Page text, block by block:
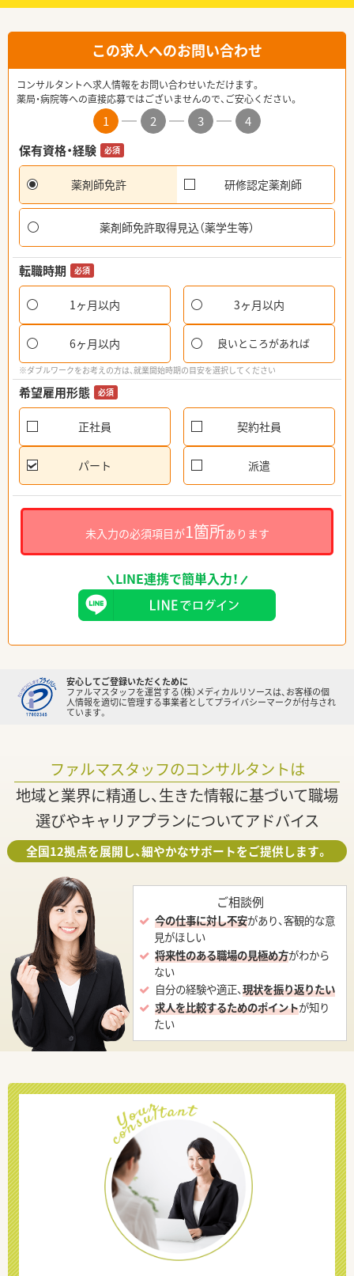
この求人へのお問い合わせ
コンサルタントへ求人情報をお問い合わせいただけます。
薬局・病院等への直接応募ではございませんので、ご安心ください。
1 2 3
4
保有資格・経験
必須
薬剤師免許 研修認定薬剤師
薬剤師免許取得見込（薬学生等）
転職時期 必須
1ヶ月以内 3ヶ月以内
6ヶ月以内 良いところがあれば
※ダブルワークをお考えの方は、就業開始時期の目安を選択してください
希望雇用形態 必須
正社員 契約社員
パート 派遣
未入力の必須項目が1箇所あります
LINE連携で簡単入力！
安心してご登録いただくために
ファルマスタッフを運営する（株）メディカルリソースは、お客様の個
人情報を適切に管理する事業者としてプライバシーマークが付与され
ています。
ファルマスタッフのコンサルタントは
地域と業界に精通し、生きた情報に基づいて職場
選びやキャリアプランについてアドバイス
全国12拠点を展開し、細やかなサポートをご提供します。
ご相談例
今の仕事に対し不安があり、客観的な意
見がほしい
将来性のある職場の見極め方がわから
ない
自分の経験や適正、現状を振り返りたい
求人を比較するためのポイントが知り
たい